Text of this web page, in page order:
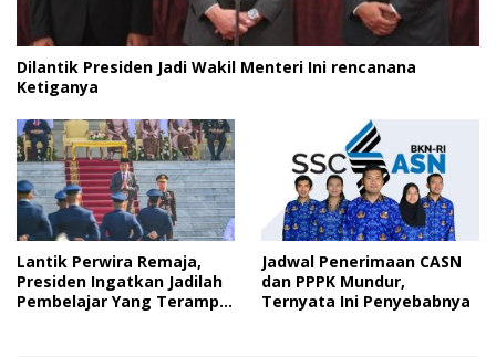
Dilantik Presiden Jadi Wakil Menteri Ini rencanana
Ketiganya
Lantik Perwira Remaja,
Presiden Ingatkan Jadilah
Pembelajar Yang Terampil
Jadwal Penerimaan CASN
dan PPPK Mundur,
Ternyata Ini Penyebabnya